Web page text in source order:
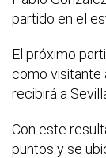
partido en el
El próximo
como visitante
recibirá a
Con este
puntos y se